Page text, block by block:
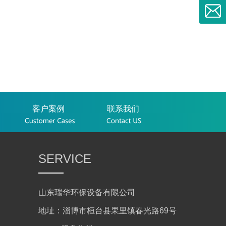
客户案例 联系我们
SERVICE
山东瑞华环保设备有限公司
地址：淄博市桓台县果里镇春光路69号